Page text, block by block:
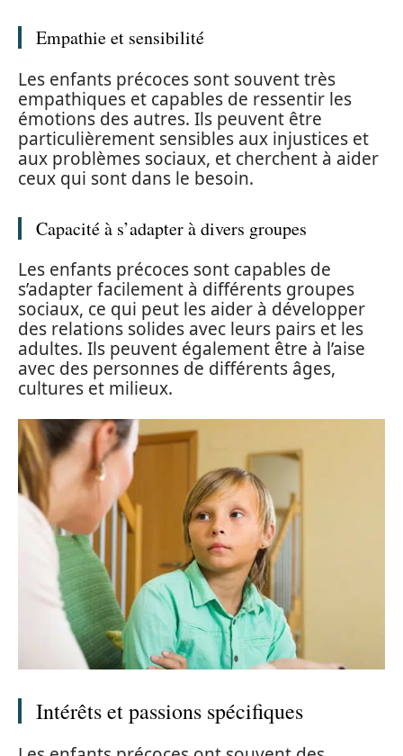
Empathie et sensibilité
Les enfants précoces sont souvent très
empathiques et capables de ressentir les
émotions des autres. Ils peuvent être
particulièrement sensibles aux injustices et
aux problèmes sociaux, et cherchent à aider
ceux qui sont dans le besoin.
Capacité à s’adapter à divers groupes
Les enfants précoces sont capables de
s’adapter facilement à différents groupes
sociaux, ce qui peut les aider à développer
des relations solides avec leurs pairs et les
adultes. Ils peuvent également être à l’aise
avec des personnes de différents âges,
cultures et milieux.
Intérêts et passions spécifiques